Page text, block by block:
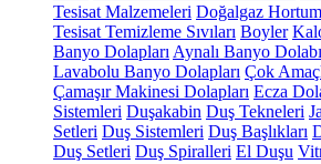
Tesisat Malzemeleri Doğalgaz
Tesisat Temizleme Sıvıları Boyler
Banyo Dolapları Aynalı Banyo Dolabı
Lavabolu Banyo Dolapları Çok
Çamaşır Makinesi Dolapları Ecza
Sistemleri Duşakabin Duş Tekneleri
Setleri Duş Sistemleri Duş Başlıkları
Duş Setleri Duş Spiralleri El Duşu